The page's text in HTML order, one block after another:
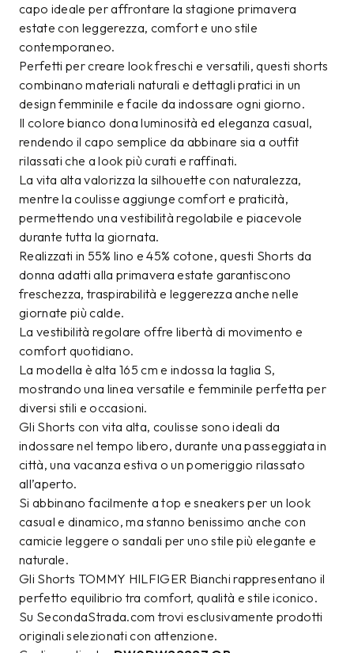
capo ideale per affrontare la stagione primavera
estate con leggerezza, comfort e uno stile
contemporaneo.
Perfetti per creare look freschi e versatili, questi shorts
combinano materiali naturali e dettagli pratici in un
design femminile e facile da indossare ogni giorno.
Il colore bianco dona luminosità ed eleganza casual,
rendendo il capo semplice da abbinare sia a outfit
rilassati che a look più curati e raffinati.
La vita alta valorizza la silhouette con naturalezza,
mentre la coulisse aggiunge comfort e praticità,
permettendo una vestibilità regolabile e piacevole
durante tutta la giornata.
Realizzati in 55% lino e 45% cotone, questi Shorts da
donna adatti alla primavera estate garantiscono
freschezza, traspirabilità e leggerezza anche nelle
giornate più calde.
La vestibilità regolare offre libertà di movimento e
comfort quotidiano.
La modella è alta 165 cm e indossa la taglia S,
mostrando una linea versatile e femminile perfetta per
diversi stili e occasioni.
Gli Shorts con vita alta, coulisse sono ideali da
indossare nel tempo libero, durante una passeggiata in
città, una vacanza estiva o un pomeriggio rilassato
all’aperto.
Si abbinano facilmente a top e sneakers per un look
casual e dinamico, ma stanno benissimo anche con
camicie leggere o sandali per uno stile più elegante e
naturale.
Gli Shorts TOMMY HILFIGER Bianchi rappresentano il
perfetto equilibrio tra comfort, qualità e stile iconico.
Su SecondaStrada.com trovi esclusivamente prodotti
originali selezionati con attenzione.